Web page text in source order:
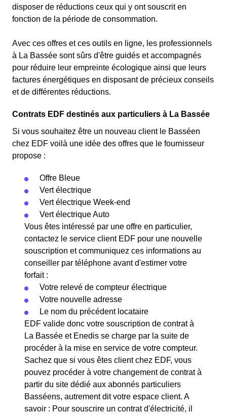
disposer de réductions ceux qui y ont souscrit en
fonction de la période de consommation.
Avec ces offres et ces outils en ligne, les professionnels
à La Bassée sont sûrs d'être guidés et accompagnés
pour réduire leur empreinte écologique ainsi que leurs
factures énergétiques en disposant de précieux conseils
et de différentes réductions.
Contrats EDF destinés aux particuliers à La Bassée
Si vous souhaitez être un nouveau client le Basséen
chez EDF voilà une idée des offres que le fournisseur
propose :
Offre Bleue
Vert électrique
Vert électrique Week-end
Vert électrique Auto
Vous êtes intéressé par une offre en particulier,
contactez le service client EDF pour une nouvelle
souscription et communiquez ces informations au
conseiller par téléphone avant d'estimer votre
forfait :
Votre relevé de compteur électrique
Votre nouvelle adresse
Le nom du précédent locataire
EDF valide donc votre souscription de contrat à
La Bassée et Enedis se charge par la suite de
procéder à la mise en service de votre compteur.
Sachez que si vous êtes client chez EDF, vous
pouvez procéder à votre changement de contrat à
partir du site dédié aux abonnés particuliers
Basséens, autrement dit votre espace client. A
savoir : Pour souscrire un contrat d'électricité, il